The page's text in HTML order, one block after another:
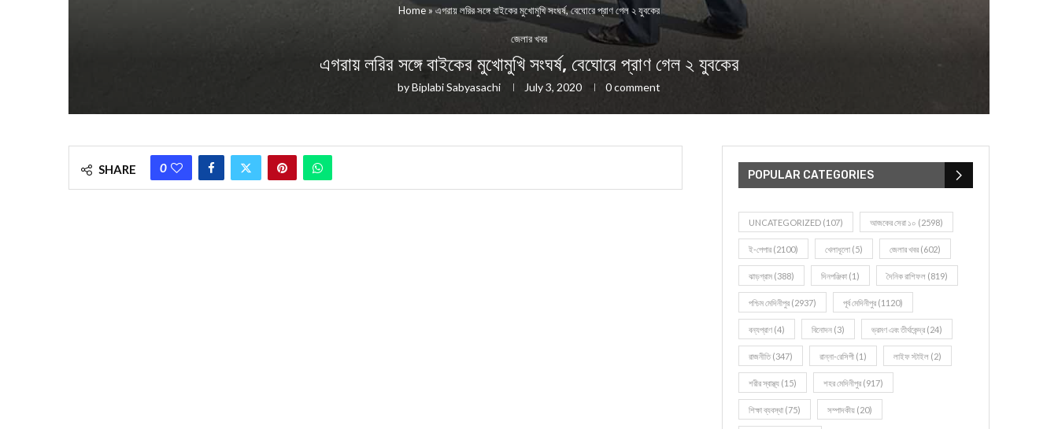
Home»এগরায় লরির সঙ্গে বাইকের মুখোমুখি সংঘর্ষ, বেঘোরে প্রাণ গেল ২ যুবকের
জেলার খবর
এগরায় লরির সঙ্গে বাইকের মুখোমুখি সংঘর্ষ, বেঘোরে প্রাণ গেল ২ যুবকের
byBiplabi Sabyasachi July 3, 2020 0 comment
SHARE 0
POPULAR CATEGORIES
UNCATEGORIZED (107) আজকের সেরা ১০ (2598)
ই-পেপার (2100) খেলাধূলো (5) জেলার খবর (602)
ঝাড়গ্রাম (388) দিনপঞ্জিকা (1) দৈনিক রাশিফল (819)
পশ্চিম মেদিনীপুর (2937) পূর্ব মেদিনীপুর (1120)
বন্যপ্রাণ (4) বিনোদন (3) ভ্রমণ এবং তীর্থকেন্দ্র (24)
রাজনীতি(347) রান্না-রেসিপী (1) লাইফ স্টাইল (2)
শরীর স্বাস্থ্য (15) শহর মেদিনীপুর (917)
শিক্ষা ব্যবস্থা (75) সম্পাদকীয় (20)